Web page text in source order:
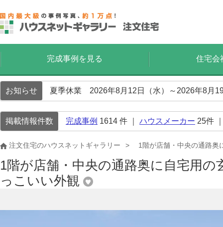
完成事例を見る 住宅会
お知らせ 夏季休業 2026年8月12日（水）～2026年8月
掲載情報件数 完成事例 1614 件 ｜ ハウスメーカー 25件
注文住宅のハウスネットギャラリー 1階が店舗・中央の通路奥
1階が店舗・中央の通路奥に自宅用
っこいい外観